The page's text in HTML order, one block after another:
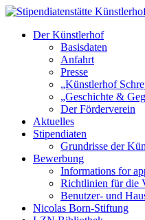
Der Künstlerhof
Basisdaten
Anfahrt
Presse
„Künstlerhof
„Geschichte &
Der Förderverein
Aktuelles
Stipendiaten
Grundrisse der
Bewerbung
Informations for
Richtlinien für die
Benutzer- und
Nicolas Born-Stiftung